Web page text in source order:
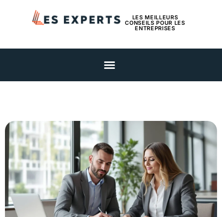
LES MEILLEURS
CONSEILS POUR LES
ENTREPRISES